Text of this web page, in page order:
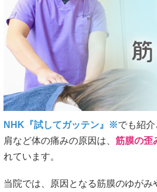
NHK『試してガッテン』※でも紹
肩など体の痛みの原因は、 筋膜の歪
れています。
当院では、原因となる筋膜のゆがみ